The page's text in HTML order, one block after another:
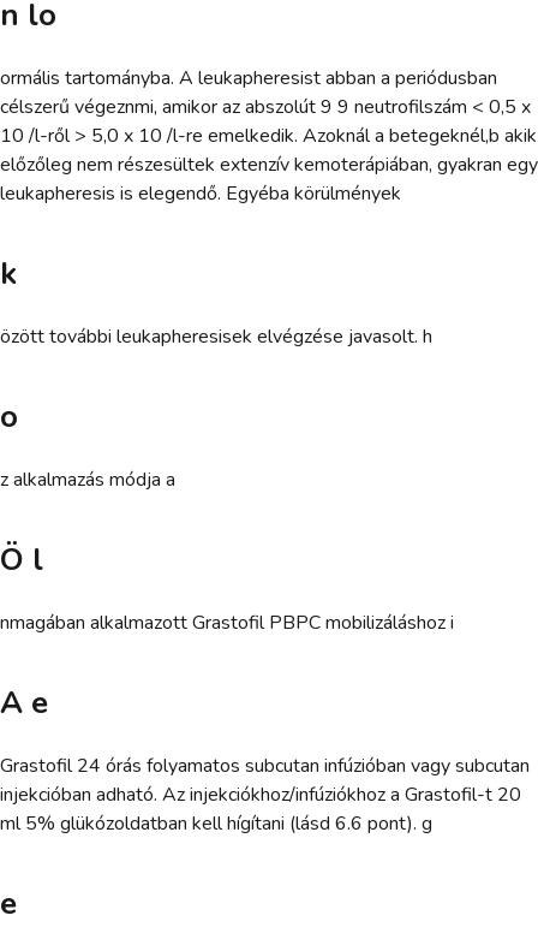
n lo
ormális tartományba. A leukapheresist abban a periódusban
célszerű végeznmi, amikor az abszolút 9 9 neutrofilszám < 0,5 x
10 /l-ről > 5,0 x 10 /l-re emelkedik. Azoknál a betegeknél,b akik
előzőleg nem részesültek extenzív kemoterápiában, gyakran egy
leukapheresis is elegendő. Egyéba körülmények
k
özött további leukapheresisek elvégzése javasolt. h
o
z alkalmazás módja a
Ö l
nmagában alkalmazott Grastofil PBPC mobilizáláshoz i
A e
Grastofil 24 órás folyamatos subcutan infúzióban vagy subcutan
injekcióban adható. Az injekciókhoz/infúziókhoz a Grastofil-t 20
ml 5% glükózoldatban kell hígítani (lásd 6.6 pont). g
e